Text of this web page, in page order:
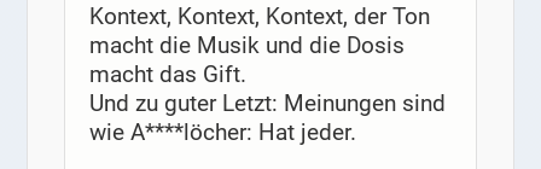
Kontext, Kontext, Kontext, der Ton
macht die Musik und die Dosis
macht das Gift.
Und zu guter Letzt: Meinungen sind
wie A****löcher: Hat jeder.